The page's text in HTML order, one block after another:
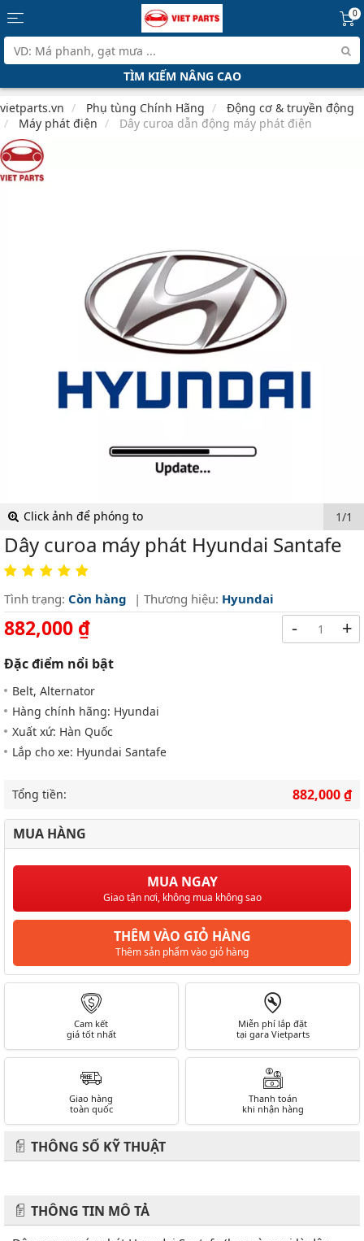
0
TÌM KIẾM NÂNG CAO
vietparts.vn Phụ tùng Chính Hãng
Động cơ & truyền động
Máy phát điện
Dây curoa dẫn động máy phát điện
Click ảnh để phóng to 1/1
Dây curoa máy phát Hyundai Santafe
Tình trạng: Còn hàng | Thương hiệu: Hyundai
882,000 ₫
Đặc điểm nổi bật
Belt, Alternator
Hàng chính hãng: Hyundai
Xuất xứ: Hàn Quốc
Lắp cho xe: Hyundai Santafe
- +
Tổng tiền: 882,000 ₫
MUA HÀNG
MUA NGAY
Giao tận nơi, không mua không sao
THÊM VÀO GIỎ HÀNG
Thêm sản phẩm vào giỏ hàng
Cam kết
giá tốt nhất
Miễn phí lắp đặt
tại gara Vietparts
Giao hàng
toàn quốc
Thanh toán
khi nhận hàng
THÔNG SỐ KỸ THUẬT
THÔNG TIN MÔ TẢ